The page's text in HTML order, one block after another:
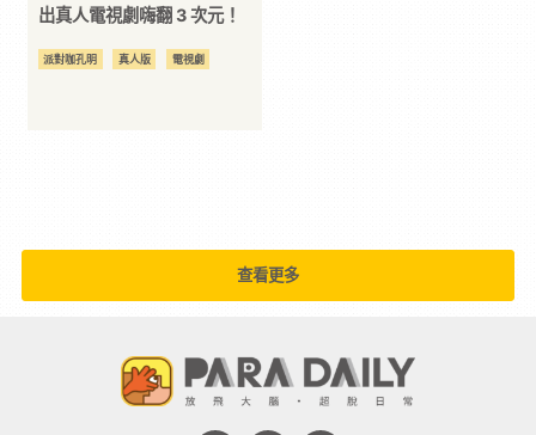
台出真人電視劇嗨翻 3 次元！
派對咖孔明 真人版 電視劇
查看更多